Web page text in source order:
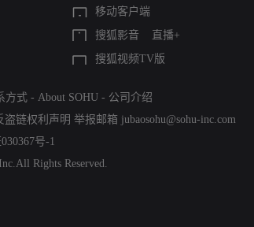
移动客户端
搜狐影音
直播+
搜狐视频TV版
方式 - About SOHU - 公司介绍
盗链权利声明 举报邮箱 jubaosohu@sohu-inc.com
号-1
Rights Reserved.